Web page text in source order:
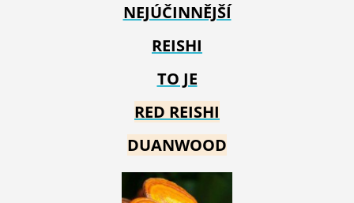
NEJÚČINNĚJŠÍ
REISHI
TO JE
RED REISHI
DUANWOOD